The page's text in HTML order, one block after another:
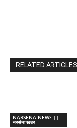
RELATED ARTICLES
NARSENA NEWS ||
नरसेना खबर